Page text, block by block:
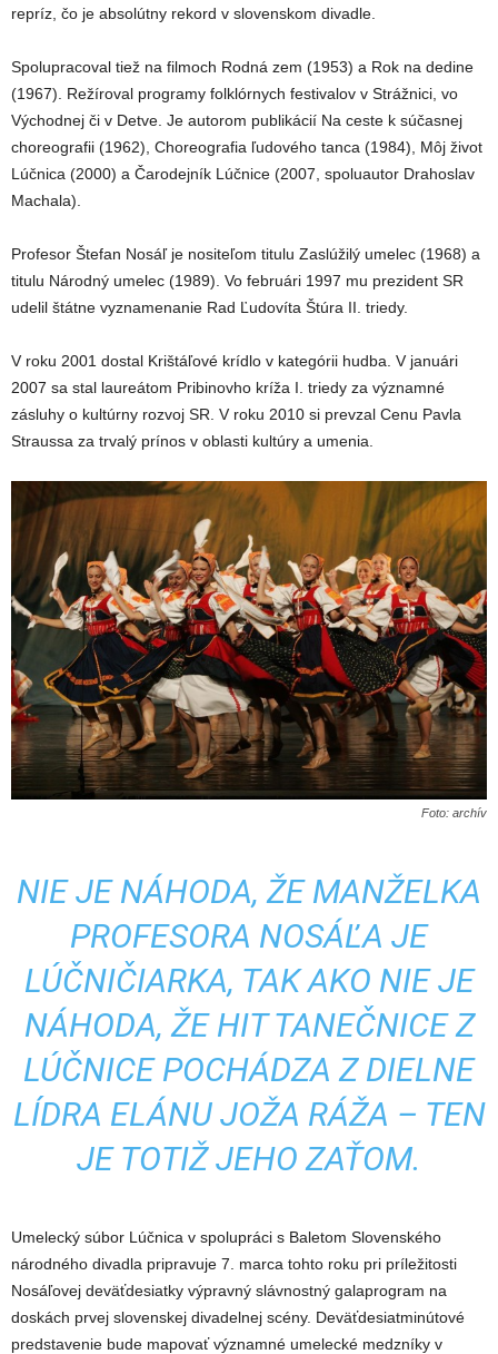
repríz, čo je absolútny rekord v slovenskom divadle.
Spolupracoval tiež na filmoch Rodná zem (1953) a Rok na dedine
(1967). Režíroval programy folklórnych festivalov v Strážnici, vo
Východnej či v Detve. Je autorom publikácií Na ceste k súčasnej
choreografii (1962), Choreografia ľudového tanca (1984), Môj život
Lúčnica (2000) a Čarodejník Lúčnice (2007, spoluautor Drahoslav
Machala).
Profesor Štefan Nosáľ je nositeľom titulu Zaslúžilý umelec (1968) a
titulu Národný umelec (1989). Vo februári 1997 mu prezident SR
udelil štátne vyznamenanie Rad Ľudovíta Štúra II. triedy.
V roku 2001 dostal Krištáľové krídlo v kategórii hudba. V januári
2007 sa stal laureátom Pribinovho kríža I. triedy za významné
zásluhy o kultúrny rozvoj SR. V roku 2010 si prevzal Cenu Pavla
Straussa za trvalý prínos v oblasti kultúry a umenia.
Foto: archív
NIE JE NÁHODA, ŽE MANŽELKA
PROFESORA NOSÁĽA JE
LÚČNIČIARKA, TAK AKO NIE JE
NÁHODA, ŽE HIT TANEČNICE Z
LÚČNICE POCHÁDZA Z DIELNE
LÍDRA ELÁNU JOŽA RÁŽA – TEN
JE TOTIŽ JEHO ZAŤOM.
Umelecký súbor Lúčnica v spolupráci s Baletom Slovenského
národného divadla pripravuje 7. marca tohto roku pri príležitosti
Nosáľovej deväťdesiatky výpravný slávnostný galaprogram na
doskách prvej slovenskej divadelnej scény. Deväťdesiatminútové
predstavenie bude mapovať významné umelecké medzníky v